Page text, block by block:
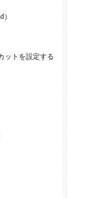
ットを設定する